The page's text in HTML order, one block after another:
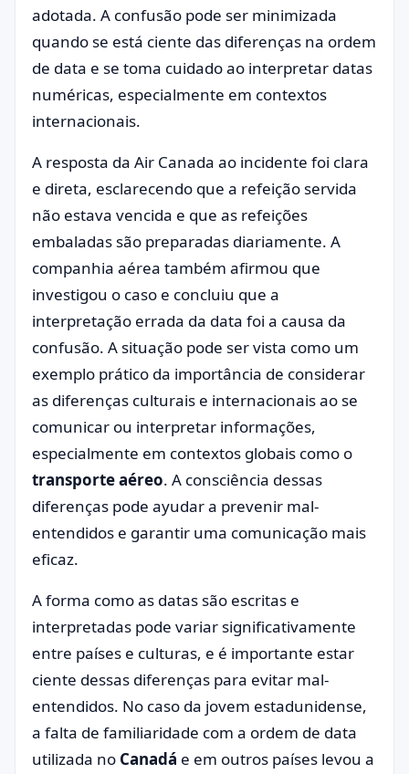
adotada. A confusão pode ser minimizada
quando se está ciente das diferenças na ordem
de data e se toma cuidado ao interpretar datas
numéricas, especialmente em contextos
internacionais.
A resposta da Air Canada ao incidente foi clara
e direta, esclarecendo que a refeição servida
não estava vencida e que as refeições
embaladas são preparadas diariamente. A
companhia aérea também afirmou que
investigou o caso e concluiu que a
interpretação errada da data foi a causa da
confusão. A situação pode ser vista como um
exemplo prático da importância de considerar
as diferenças culturais e internacionais ao se
comunicar ou interpretar informações,
especialmente em contextos globais como o
transporte aéreo. A consciência dessas
diferenças pode ayudar a prevenir mal-
entendidos e garantir uma comunicação mais
eficaz.
A forma como as datas são escritas e
interpretadas pode variar significativamente
entre países e culturas, e é importante estar
ciente dessas diferenças para evitar mal-
entendidos. No caso da jovem estadunidense,
a falta de familiaridade com a ordem de data
utilizada no Canadá e em outros países levou a